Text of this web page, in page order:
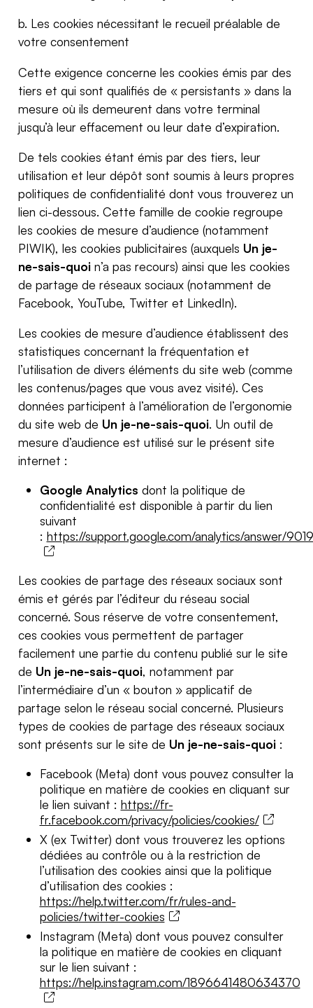
b. Les cookies nécessitant le recueil préalable de
votre consentement
Cette exigence concerne les cookies émis par des
tiers et qui sont qualifiés de « persistants » dans la
mesure où ils demeurent dans votre terminal
jusqu’à leur effacement ou leur date d’expiration.
De tels cookies étant émis par des tiers, leur
utilisation et leur dépôt sont soumis à leurs propres
politiques de confidentialité dont vous trouverez un
lien ci-dessous. Cette famille de cookie regroupe
les cookies de mesure d’audience (notamment
PIWIK), les cookies publicitaires (auxquels Un je-
ne-sais-quoi n’a pas recours) ainsi que les cookies
de partage de réseaux sociaux (notamment de
Facebook, YouTube, Twitter et LinkedIn).
Les cookies de mesure d’audience établissent des
statistiques concernant la fréquentation et
l’utilisation de divers éléments du site web (comme
les contenus/pages que vous avez visité). Ces
données participent à l’amélioration de l’ergonomie
du site web de Un je-ne-sais-quoi. Un outil de
mesure d’audience est utilisé sur le présent site
internet :
Google Analytics dont la politique de
confidentialité est disponible à partir du lien
suivant
: https://support.google.com/analytics/answer/
Les cookies de partage des réseaux sociaux sont
émis et gérés par l’éditeur du réseau social
concerné. Sous réserve de votre consentement,
ces cookies vous permettent de partager
facilement une partie du contenu publié sur le site
de Un je-ne-sais-quoi, notamment par
l’intermédiaire d’un « bouton » applicatif de
partage selon le réseau social concerné. Plusieurs
types de cookies de partage des réseaux sociaux
sont présents sur le site de Un je-ne-sais-quoi :
Facebook (Meta) dont vous pouvez consulter la
politique en matière de cookies en cliquant sur
le lien suivant : https://fr-
fr.facebook.com/privacy/policies/cookies/
X (ex Twitter) dont vous trouverez les options
dédiées au contrôle ou à la restriction de
l’utilisation des cookies ainsi que la politique
d’utilisation des cookies :
https://help.twitter.com/fr/rules-and-
policies/twitter-cookies
Instagram (Meta) dont vous pouvez consulter
la politique en matière de cookies en cliquant
sur le lien suivant :
https://help.instagram.com/1896641480634370